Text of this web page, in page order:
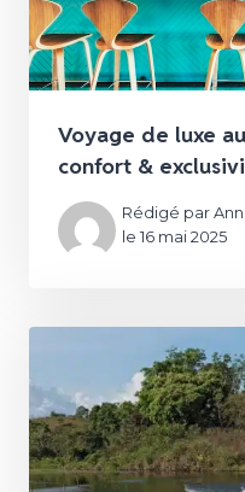
Voyage de luxe
confort &
Rédigé par
le 16 mai 2025